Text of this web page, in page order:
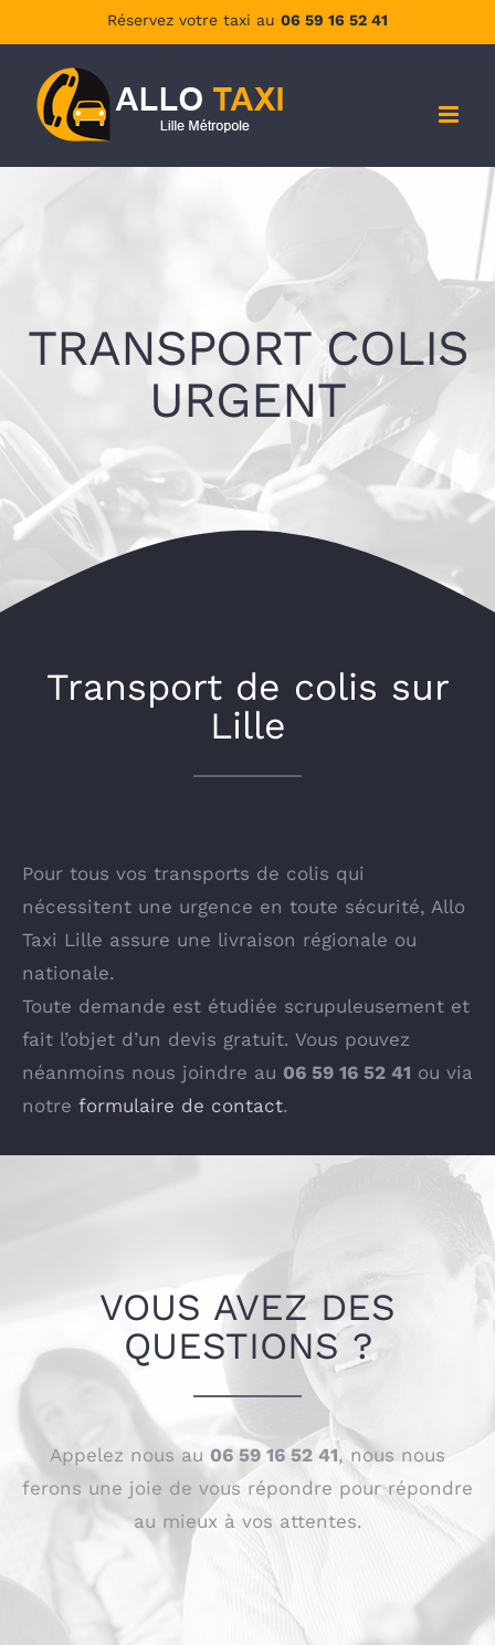
au
contenu
Réservez votre taxi au 06 59 16 52 41
TRANSPORT COLIS
URGENT
Transport de colis sur
Lille
Pour tous vos transports de colis qui
nécessitent une urgence en toute sécurité, Allo
Taxi Lille assure une livraison régionale ou
nationale.
Toute demande est étudiée scrupuleusement et
fait l’objet d’un devis gratuit. Vous pouvez
néanmoins nous joindre au 06 59 16 52 41 ou via
notre formulaire de contact.
VOUS AVEZ DES
QUESTIONS ?
Appelez nous au 06 59 16 52 41, nous nous
ferons une joie de vous répondre pour répondre
au mieux à vos attentes.